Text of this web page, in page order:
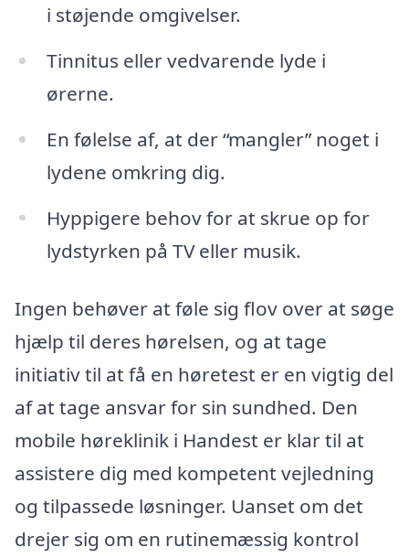
i støjende omgivelser.
Tinnitus eller vedvarende lyde i
ørerne.
En følelse af, at der “mangler” noget i
lydene omkring dig.
Hyppigere behov for at skrue op for
lydstyrken på TV eller musik.
Ingen behøver at føle sig flov over at søge
hjælp til deres hørelsen, og at tage
initiativ til at få en høretest er en vigtig del
af at tage ansvar for sin sundhed. Den
mobile høreklinik i Handest er klar til at
assistere dig med kompetent vejledning
og tilpassede løsninger. Uanset om det
drejer sig om en rutinemæssig kontrol